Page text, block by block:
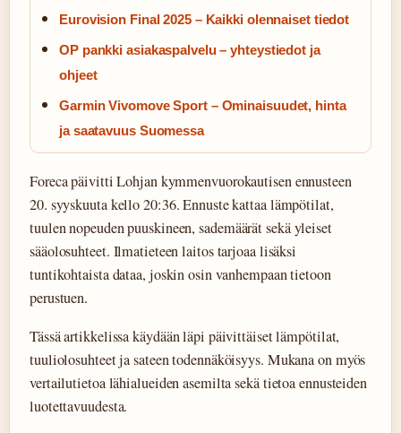
Eurovision Final 2025 – Kaikki olennaiset tiedot
OP pankki asiakaspalvelu – yhteystiedot ja
ohjeet
Garmin Vivomove Sport – Ominaisuudet, hinta
ja saatavuus Suomessa
Foreca päivitti Lohjan kymmenvuorokautisen ennusteen
20. syyskuuta kello 20:36. Ennuste kattaa lämpötilat,
tuulen nopeuden puuskineen, sademäärät sekä yleiset
sääolosuhteet. Ilmatieteen laitos tarjoaa lisäksi
tuntikohtaista dataa, joskin osin vanhempaan tietoon
perustuen.
Tässä artikkelissa käydään läpi päivittäiset lämpötilat,
tuuliolosuhteet ja sateen todennäköisyys. Mukana on myös
vertailutietoa lähialueiden asemilta sekä tietoa ennusteiden
luotettavuudesta.